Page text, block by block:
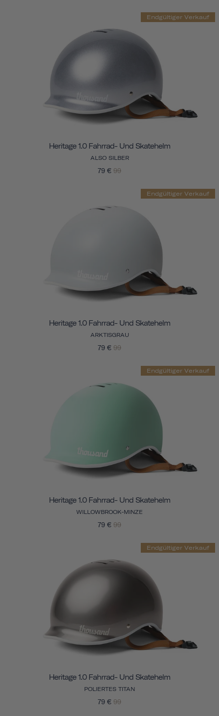
Endgültiger Verkauf
Heritage 1.0 Fahrrad- Und Skatehelm
ALSO SILBER
79 € 99
Endgültiger Verkauf
Heritage 1.0 Fahrrad- Und Skatehelm
ARKTISGRAU
79 € 99
Endgültiger Verkauf
Heritage 1.0 Fahrrad- Und Skatehelm
WILLOWBROOK-MINZE
79 € 99
Endgültiger Verkauf
Heritage 1.0 Fahrrad- Und Skatehelm
POLIERTES TITAN
79 € 99